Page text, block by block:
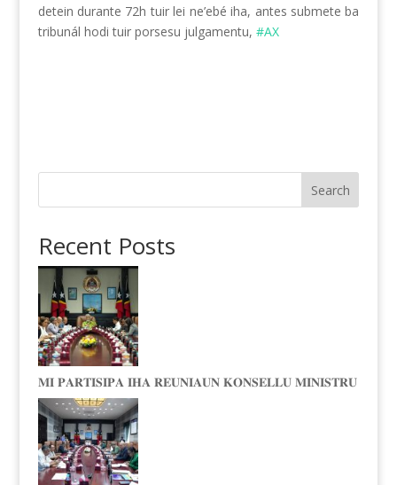
detein durante 72h tuir lei ne’ebé iha, antes submete ba
tribunál hodi tuir porsesu julgamentu, #AX
Search
Recent Posts
𝐌𝐈 𝐏𝐀𝐑𝐓𝐈𝐒𝐈𝐏𝐀 𝐈𝐇𝐀 𝐑𝐄𝐔𝐍𝐈𝐀𝐔𝐍 𝐊𝐎𝐍𝐒𝐄𝐋𝐋𝐔 𝐌𝐈𝐍𝐈𝐒𝐓𝐑𝐔